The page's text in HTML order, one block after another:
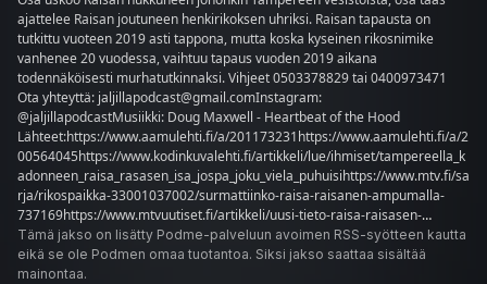
ajattelee Raisan joutuneen henkirikoksen uhriksi. Raisan tapausta on
tutkittu vuoteen 2019 asti tappona, mutta koska kyseinen rikosnimike
vanhenee 20 vuodessa, vaihtuu tapaus vuoden 2019 aikana
todennäköisesti murhatutkinnaksi. Vihjeet 0503378829 tai 0400973471
Ota yhteyttä: jaljillapodcast@gmail.comInstagram:
@jaljillapodcastMusiikki: Doug Maxwell - Heartbeat of the Hood
Lähteet:https://www.aamulehti.fi/a/201173231https://www.aamulehti.fi/a/2
00564045https://www.kodinkuvalehti.fi/artikkeli/lue/ihmiset/tampereella_k
adonneen_raisa_rasasen_isa_jospa_joku_viela_puhuisihttps://www.mtv.fi/sa
rja/rikospaikka-33001037002/surmattiinko-raisa-raisanen-ampumalla-
737169https://www.mtvuutiset.fi/artikkeli/uusi-tieto-raisa-raisasen-
katoamisesta-poliisi-epaili-jo-vuonna-2009-turkkilaista-miesta-
mahdolliseksi-
surmaajaksi/6727182#gs.wokl81https://www.aamulehti.fi/kotimaa/tutkijat-
Tämä jakso on lisätty Podme-palveluun avoimen RSS-syötteen kautta
eikä se ole Podmen omaa tuotantoa. Siksi jakso saattaa sisältää
mainontaa.